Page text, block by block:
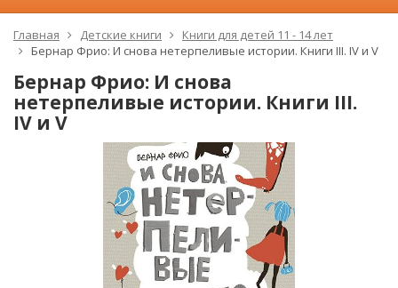
Главная Детские книги
Книги для детей 11 - 14 лет
Бернар Фрио: И снова нетерпеливые истории. Книги III. IV и V
Бернар Фрио: И снова
нетерпеливые истории. Книги III.
IV и V